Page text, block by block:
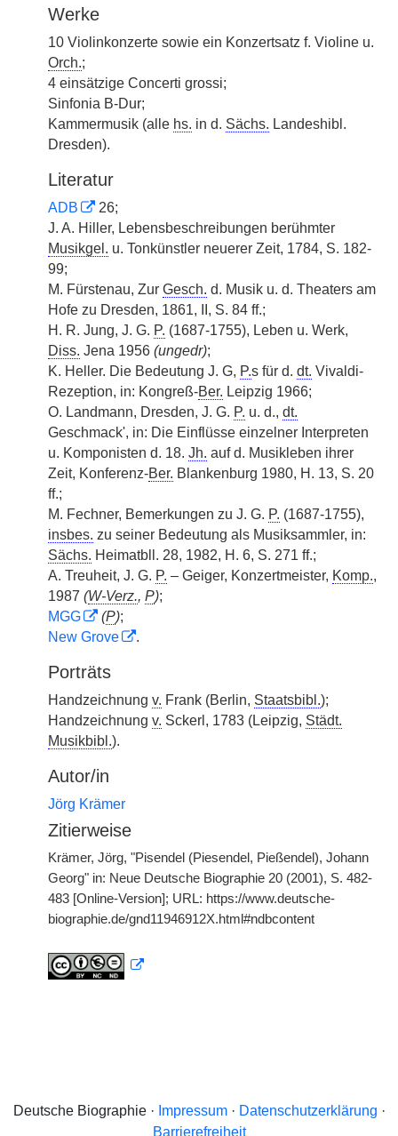
Werke
10 Violinkonzerte sowie ein Konzertsatz f. Violine u.
Orch.;
4 einsätzige Concerti grossi;
Sinfonia B-Dur;
Kammermusik (alle hs. in d. Sächs. Landeshibl.
Dresden).
Literatur
ADB
26;
J. A. Hiller, Lebensbeschreibungen berühmter
Musikgel. u. Tonkünstler neuerer Zeit, 1784, S. 182-
99;
M. Fürstenau, Zur Gesch. d. Musik u. d. Theaters am
Hofe zu Dresden, 1861, II, S. 84 ff.;
H. R. Jung, J. G. P. (1687-1755), Leben u. Werk,
Diss. Jena 1956 (ungedr);
K. Heller. Die Bedeutung J. G, P.s für d. dt. Vivaldi-
Rezeption, in: Kongreß-Ber. Leipzig 1966;
O. Landmann, Dresden, J. G. P. u. d., dt.
Geschmack', in: Die Einflüsse einzelner Interpreten
u. Komponisten d. 18. Jh. auf d. Musikleben ihrer
Zeit, Konferenz-Ber. Blankenburg 1980, H. 13, S. 20
ff.;
M. Fechner, Bemerkungen zu J. G. P. (1687-1755),
insbes. zu seiner Bedeutung als Musiksammler, in:
Sächs. Heimatbll. 28, 1982, H. 6, S. 271 ff.;
A. Treuheit, J. G. P. – Geiger, Konzertmeister, Komp.,
1987 (W-Verz., P);
MGG
(P);
New Grove
.
Porträts
Handzeichnung v. Frank (Berlin, Staatsbibl.);
Handzeichnung v. Sckerl, 1783 (Leipzig, Städt.
Musikbibl.).
Autor/in
Jörg Krämer
Zitierweise
Krämer, Jörg, "Pisendel (Piesendel, Pießendel), Johann
Georg" in: Neue Deutsche Biographie 20 (2001), S. 482-
483 [Online-Version]; URL: https://www.deutsche-
biographie.de/gnd11946912X.html#ndbcontent
Deutsche Biographie · Impressum· Datenschutzerklärung ·
Barrierefreiheit